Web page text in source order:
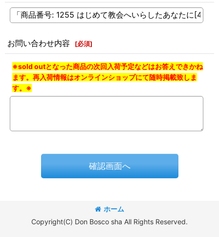
お問い合わせ内容 [必須]
※sold outとなった商品の次回入荷予定などはお答えできかね
ます。再入荷情報はオンラインショップにて随時掲載致しま
す。※
確認画面へ
ホーム
Copyright(C) Don Bosco sha All Rights Reserved.